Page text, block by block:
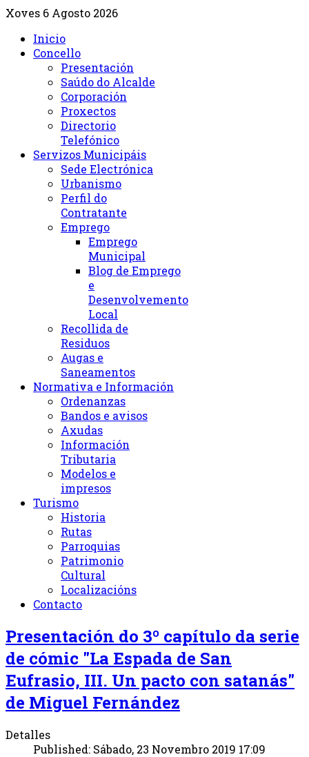
Xoves 6 Agosto 2026
Inicio
Concello
Presentación
Saúdo do Alcalde
Corporación
Proxectos
Directorio
Telefónico
Servizos Municipáis
Sede Electrónica
Urbanismo
Perfil do
Contratante
Emprego
Emprego
Municipal
Blog de Emprego
e
Desenvolvemento
Local
Recollida de
Residuos
Augas e
Saneamentos
Normativa e Información
Ordenanzas
Bandos e avisos
Axudas
Información
Tributaria
Modelos e
impresos
Turismo
Historia
Rutas
Parroquias
Patrimonio
Cultural
Localizacións
Contacto
Presentación do 3º capítulo da serie
de cómic "La Espada de San
Eufrasio, III. Un pacto con satanás"
de Miguel Fernández
Detalles
Published: Sábado, 23 Novembro 2019 17:09